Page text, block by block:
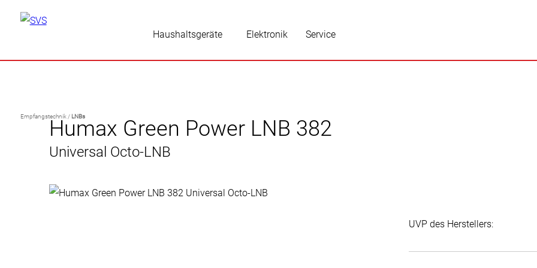
Haushaltsgeräte Elektronik Service
Empfangstechnik / LNBs
Humax Green Power LNB 382
Universal Octo-LNB
UVP des Herstellers: